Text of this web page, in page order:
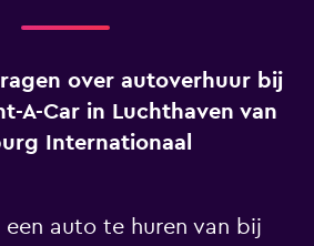
over autoverhuur bij
A-Car in Luchthaven van
Internationaal
auto te huren van bij